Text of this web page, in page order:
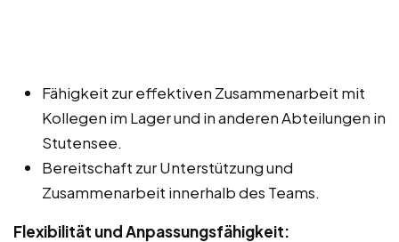
Fähigkeit zur effektiven Zusammenarbeit mit
Kollegen im Lager und in anderen Abteilungen in
Stutensee.
Bereitschaft zur Unterstützung und
Zusammenarbeit innerhalb des Teams.
Flexibilität und Anpassungsfähigkeit: